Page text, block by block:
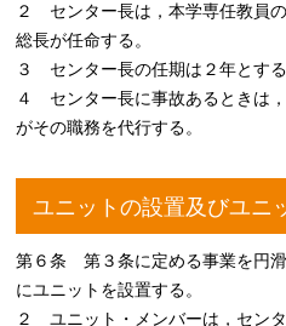
２ センター長は，本学専任教員
総長が任命する。
３ センター長の任期は２年とす
４ センター長に事故あるときは
がその職務を代行する。
ユニットの設置及びユニ
第６条 第３条に定める事業を円
にユニットを設置する。
２ ユニット・メンバーは，セン